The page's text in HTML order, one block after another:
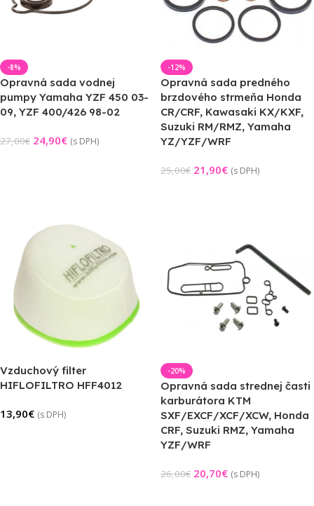
-8%
Opravná sada vodnej
pumpy Yamaha YZF 450 03-
09, YZF 400/426 98-02
27,00€ 24,90€ (s DPH)
-12%
Opravná sada predného
brzdového strmeňa Honda
CR/CRF, Kawasaki KX/KXF,
Suzuki RM/RMZ, Yamaha
YZ/YZF/WRF
25,00€ 21,90€ (s DPH)
Vzduchový filter
HIFLOFILTRO HFF4012
13,90€ (s DPH)
-20%
Opravná sada strednej časti
karburátora KTM
SXF/EXCF/XCF/XCW, Honda
CRF, Suzuki RMZ, Yamaha
YZF/WRF
26,00€ 20,70€ (s DPH)